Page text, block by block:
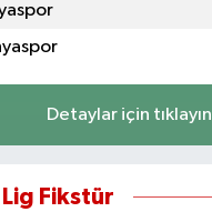
Detaylar için tıklayın
Fikstür